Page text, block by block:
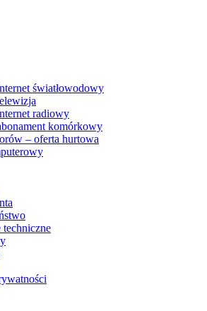
światłowodowy
radiowy
komórkowy
– oferta hurtowa